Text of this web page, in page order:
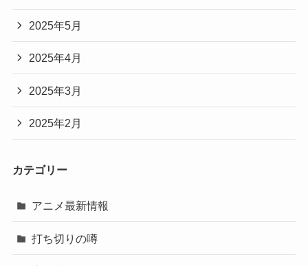
2025年5月
2025年4月
2025年3月
2025年2月
カテゴリー
アニメ最新情報
打ち切りの噂